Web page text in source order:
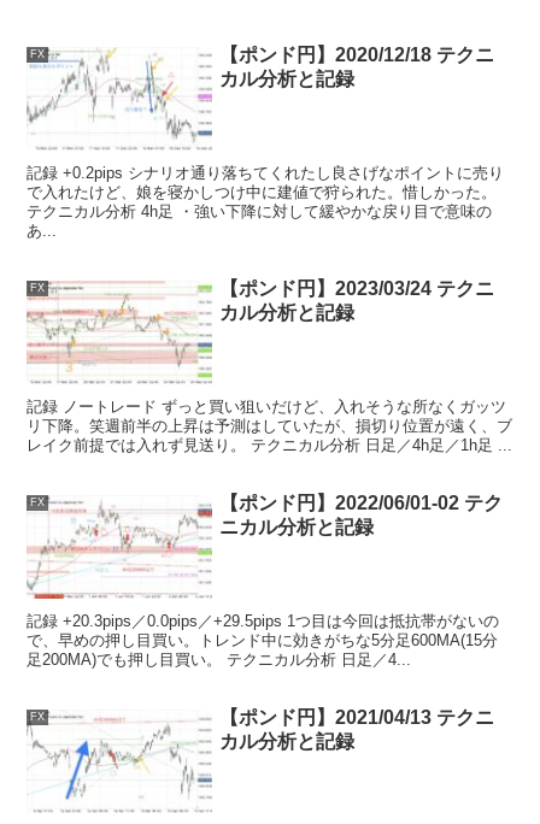
FX
【ポンド円】2020/12/18 テクニ
カル分析と記録
記録 +0.2pips シナリオ通り落ちてくれたし良さげなポイントに売り
で入れたけど、娘を寝かしつけ中に建値で狩られた。惜しかった。
テクニカル分析 4h足 ・強い下降に対して緩やかな戻り目で意味の
あ...
FX
【ポンド円】2023/03/24 テクニ
カル分析と記録
記録 ノートレード ずっと買い狙いだけど、入れそうな所なくガッツ
リ下降。笑週前半の上昇は予測はしていたが、損切り位置が遠く、ブ
レイク前提では入れず見送り。 テクニカル分析 日足／4h足／1h足 ...
FX
【ポンド円】2022/06/01-02 テク
ニカル分析と記録
記録 +20.3pips／0.0pips／+29.5pips 1つ目は今回は抵抗帯がないの
で、早めの押し目買い。トレンド中に効きがちな5分足600MA(15分
足200MA)でも押し目買い。 テクニカル分析 日足／4...
FX
【ポンド円】2021/04/13 テクニ
カル分析と記録